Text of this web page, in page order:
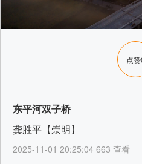
点赞
东平河双子桥
龚胜平【崇明】
2025-11-01 20:25:04 663 查看